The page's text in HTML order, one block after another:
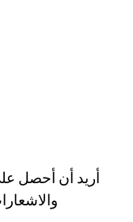
أريد أن أحصل